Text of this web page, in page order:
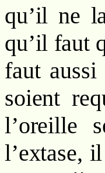
qu’il ne
qu’il faut
faut aussi
soient
l’oreille
l’extase,